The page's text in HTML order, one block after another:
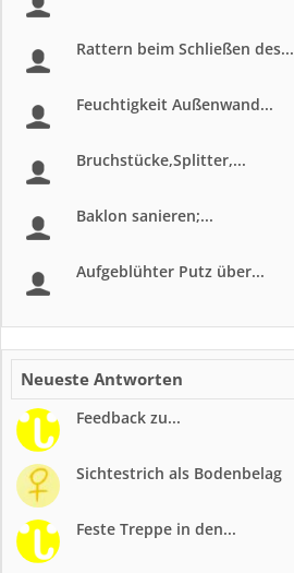
Rattern beim Schließen des...
Feuchtigkeit Außenwand...
Bruchstücke,Splitter,...
Baklon sanieren;...
Aufgeblühter Putz über...
Neueste Antworten
Feedback zu...
Sichtestrich als Bodenbelag
Feste Treppe in den...